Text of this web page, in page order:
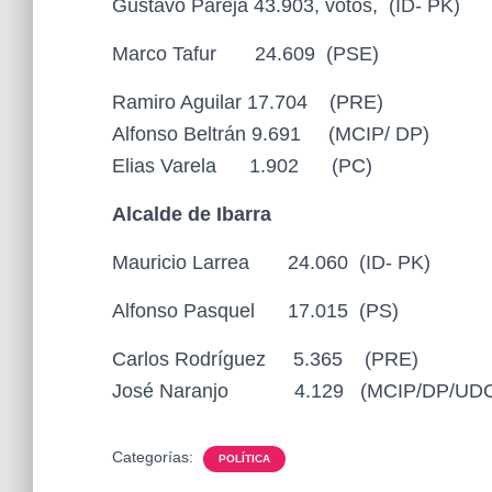
Gustavo Pareja 43.903, votos, (ID- PK)
Marco Tafur 24.609 (PSE)
Ramiro Aguilar 17.704 (PRE)
Alfonso Beltrán 9.691 (MCIP/ DP)
Elias Varela 1.902 (PC)
Alcalde de Ibarra
Mauricio Larrea 24.060 (ID- PK)
Alfonso Pasquel 17.015 (PS)
Carlos Rodríguez 5.365 (PRE)
José Naranjo 4.129 (MCIP/DP/
Categorías: POLÍTICA